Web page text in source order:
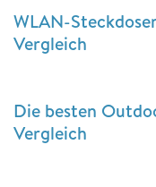
WLAN-
Vergleich
Die besten
Vergleich